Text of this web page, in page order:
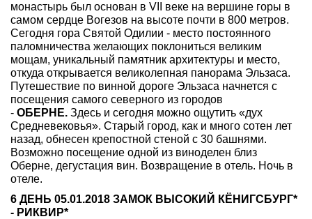
монастырь был основан в VII веке на вершине горы в
самом сердце Вогезов на высоте почти в 800 метров.
Сегодня гора Святой Одилии - место постоянного
паломничества желающих поклониться великим
мощам, уникальный памятник архитектуры и место,
откуда открывается великолепная панорама Эльзаса.
Путешествие по винной дороге Эльзаса начнется с
посещения самого северного из городов
- ОБЕРНЕ. Здесь и сегодня можно ощутить «дух
Средневековья». Старый город, как и много сотен лет
назад, обнесен крепостной стеной с 30 башнями.
Возможно посещение одной из виноделен близ
Оберне, дегустация вин. Возвращение в отель. Ночь в
отеле.
6 ДЕНЬ 05.01.2018 ЗАМОК ВЫСОКИЙ КЁНИГСБУРГ*
- РИКВИР*